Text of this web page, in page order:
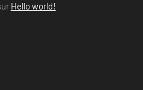
Hello world!